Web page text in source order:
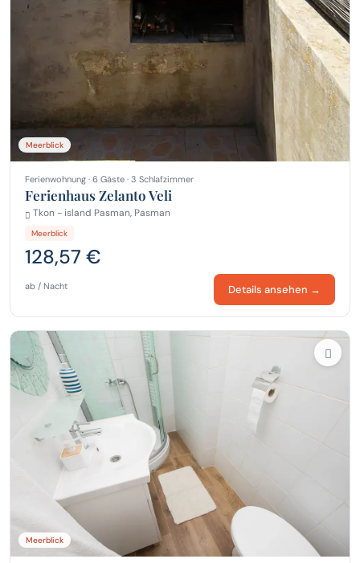
Meerblick
Ferienwohnung · 6 Gäste · 3 Schlafzimmer
Ferienhaus Zelanto Veli
Tkon - island Pasman, Pasman
Meerblick
128,57 €
ab / Nacht Details ansehen →
Meerblick